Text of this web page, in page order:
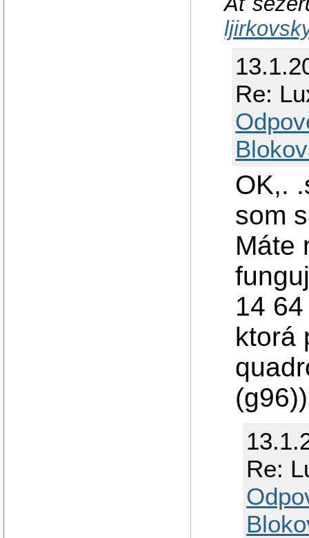
Re:
OK,.
som
Máte
14
ktorá
Re: